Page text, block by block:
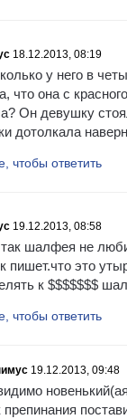
18.12.2013, 08:19
у него в
что она с
Он девушку
дотолкала
чтобы ответить
19.12.2013, 08:58
шалфея не
пишет.что это
к $$$$$$$
чтобы ответить
19.12.2013, 09:48
препинания